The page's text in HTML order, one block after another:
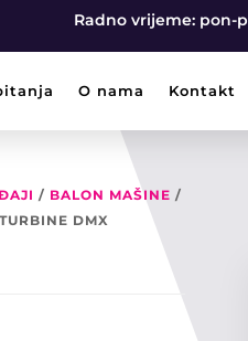
Radno vrijeme: pon-
O nama Kontakt
/ BALON MAŠINE /
DMX